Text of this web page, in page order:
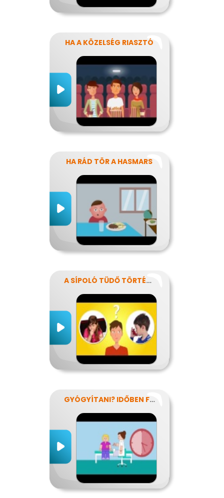
HA A KÖZELSÉG RIASZTÓ
HA RÁD TÖR A HASMARS
A SÍPOLÓ TÜDŐ TÖRTÉNETE
GYÓGYÍTANI? IDŐBEN FELISMERNI!